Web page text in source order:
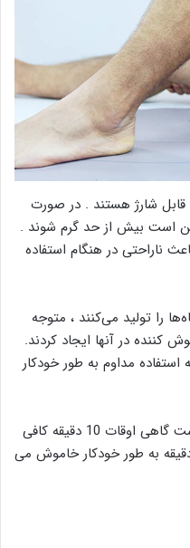
شارژ هستند . در صورت
است بیش از حد گرم شوند .
ناراحتی در هنگام استفاده
را تولید می‌کنند ، متوجه
در آنها ایجاد کردند.
ها پس از حدود 10 دقیقه استفاده مداوم به طور خودکار
با این حال ، از آن جایی که ممکن است گاهی اوقات 10 دقیقه کافی
، دستگاه های بهتر پس از 20 دقیقه به طور خودکار خاموش می